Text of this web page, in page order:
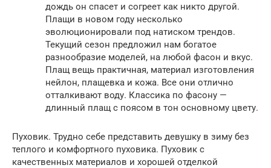
дождь он спасет и согреет как никто другой.
Плащи в новом году несколько
эволюционировали под натиском трендов.
Текущий сезон предложил нам богатое
разнообразие моделей, на любой фасон и вкус.
Плащ вещь практичная, материал изготовления
нейлон, плащевка и кожа. Все они отлично
отталкивают воду. Классика по фасону —
длинный плащ с поясом в тон основному цвету.
Пуховик. Трудно себе представить девушку в зиму без
теплого и комфортного пуховика. Пуховик с
качественных материалов и хорошей отделкой